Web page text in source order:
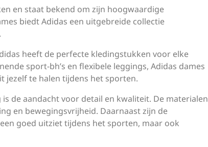
en staat bekend om zijn hoogwaardige
biedt Adidas een uitgebreide collectie
heeft de perfecte kledingstukken voor elke
sport-bh’s en flexibele leggings, Adidas dames
jezelf te halen tijdens het sporten.
de aandacht voor detail en kwaliteit. De materialen
en bewegingsvrijheid. Daarnaast zijn de
goed uitziet tijdens het sporten, maar ook